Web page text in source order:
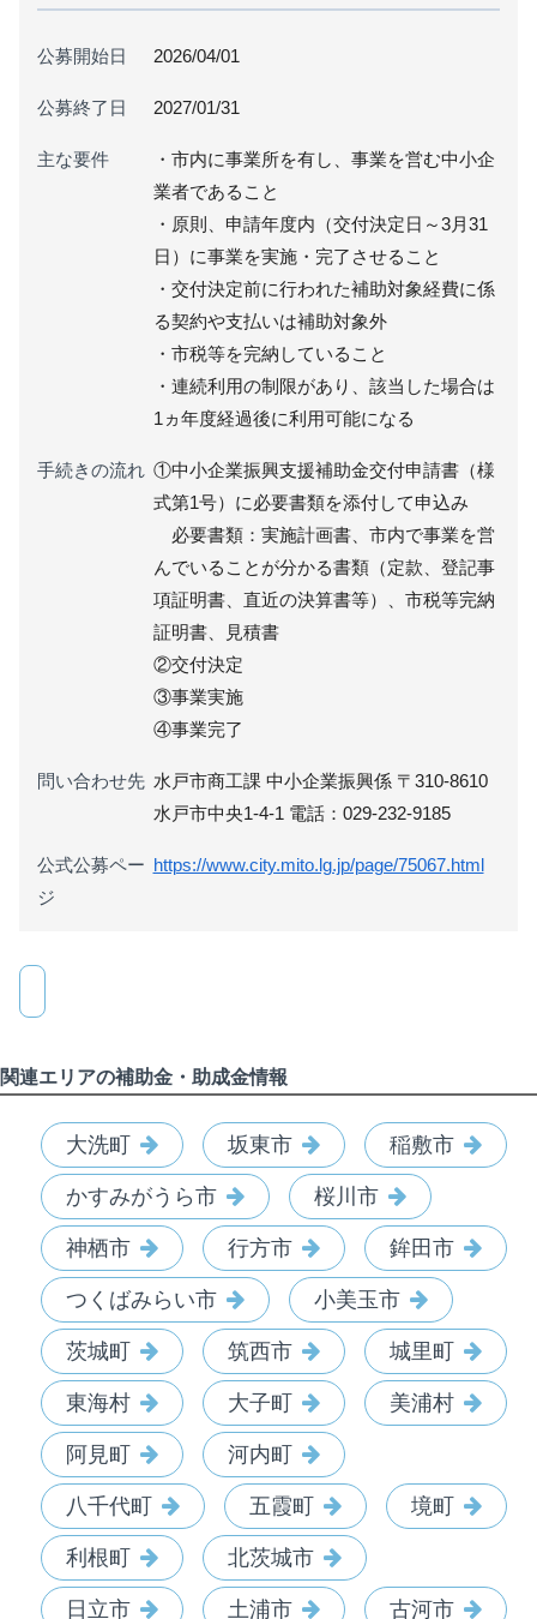
公募開始日 2026/04/01
公募終了日 2027/01/31
主な要件
・市内に事業所を有し、事業を営む中小企
業者であること
・原則、申請年度内（交付決定日～3月31
日）に事業を実施・完了させること
・交付決定前に行われた補助対象経費に係
る契約や支払いは補助対象外
・市税等を完納していること
・連続利用の制限があり、該当した場合は
1ヵ年度経過後に利用可能になる
手続きの流れ ①中小企業振興支援補助金交付申請書（様
式第1号）に必要書類を添付して申込み
必要書類：実施計画書、市内で事業を営
んでいることが分かる書類（定款、登記事
項証明書、直近の決算書等）、市税等完納
証明書、見積書
②交付決定
③事業実施
④事業完了
問い合わせ先 水戸市商工課 中小企業振興係 〒310-8610
水戸市中央1-4-1 電話：029-232-9185
公式公募ペー
ジ
https://www.city.mito.lg.jp/page/75067.html
関連エリアの補助金・助成金情報
大洗町 坂東市 稲敷市
かすみがうら市 桜川市
神栖市 行方市 鉾田市
つくばみらい市 小美玉市
茨城町 筑西市 城里町
東海村 大子町 美浦村
阿見町 河内町
八千代町 五霞町 境町
利根町 北茨城市
日立市 土浦市 古河市